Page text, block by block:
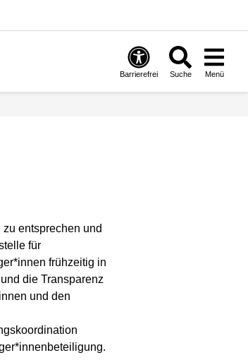
Barrierefrei Suche Menü
entsprechen und
für
frühzeitig in
die Transparenz
und den